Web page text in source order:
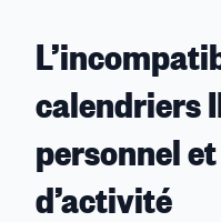
Linkedin
calendriers
personnel
d’activité